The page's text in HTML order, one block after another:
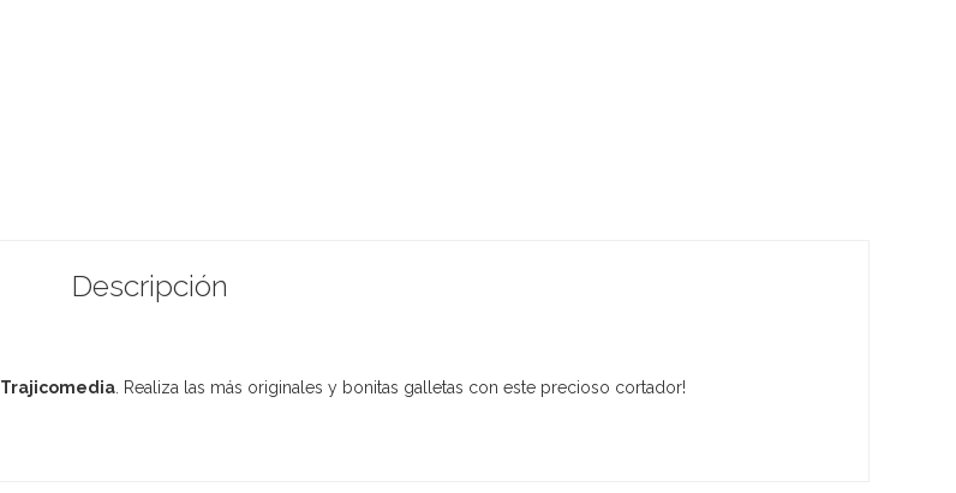
Descripción
. Realiza las más originales y bonitas galletas con este precioso cortador!